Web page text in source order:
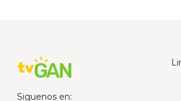
Siguenos en: